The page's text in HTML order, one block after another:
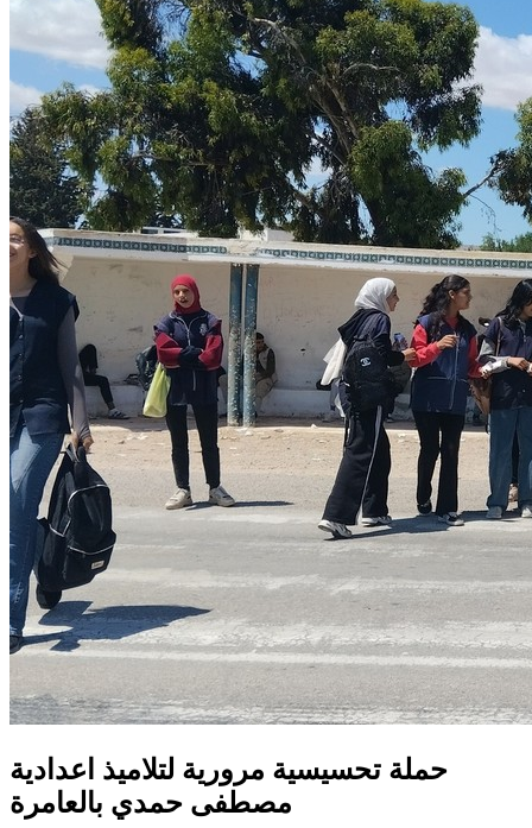
حملة تحسيسية مرورية لتلاميذ اعدادية
مصطفى حمدي بالعامرة